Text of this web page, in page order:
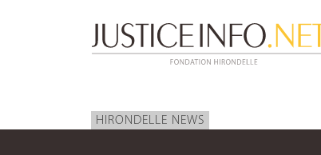
HIRONDELLE NEWS